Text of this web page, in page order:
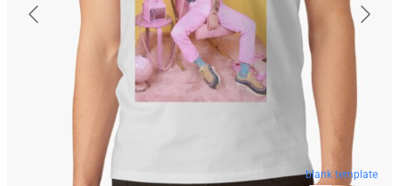
blank template